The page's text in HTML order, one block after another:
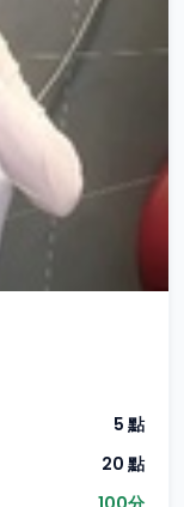
5 點
20 點